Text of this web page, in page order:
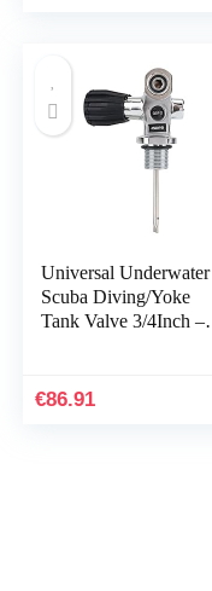
Universal Underwater
Scuba Diving/Yoke
Tank Valve 3/4Inch –
€86.91